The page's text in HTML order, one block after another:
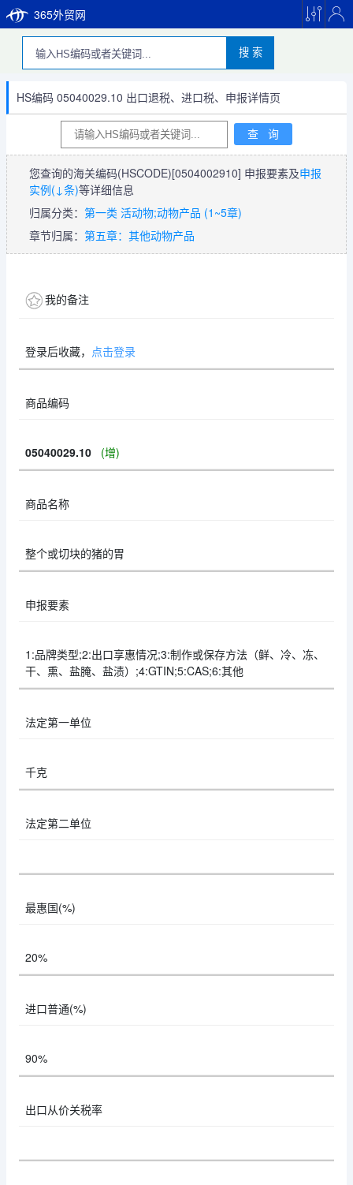
365外贸网
搜 索
HS编码 05040029.10 出口退税、进口税、申报详情页
您查询的海关编码(HSCODE)[0504002910] 申报要素及申报
实例(↓条)等详细信息
归属分类： 第一类 活动物;动物产品 (1~5章)
章节归属： 第五章：其他动物产品
我的备注
登录后收藏， 点击登录
商品编码
05040029.10 (增)
商品名称
整个或切块的猪的胃
申报要素
1:品牌类型;2:出口享惠情况;3:制作或保存方法（鲜、冷、冻、
干、熏、盐腌、盐渍）;4:GTIN;5:CAS;6:其他
法定第一单位
千克
法定第二单位
最惠国(%)
20%
进口普通(%)
90%
出口从价关税率